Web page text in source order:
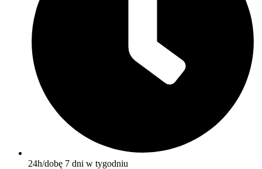
24h/dobę 7 dni w tygodniu